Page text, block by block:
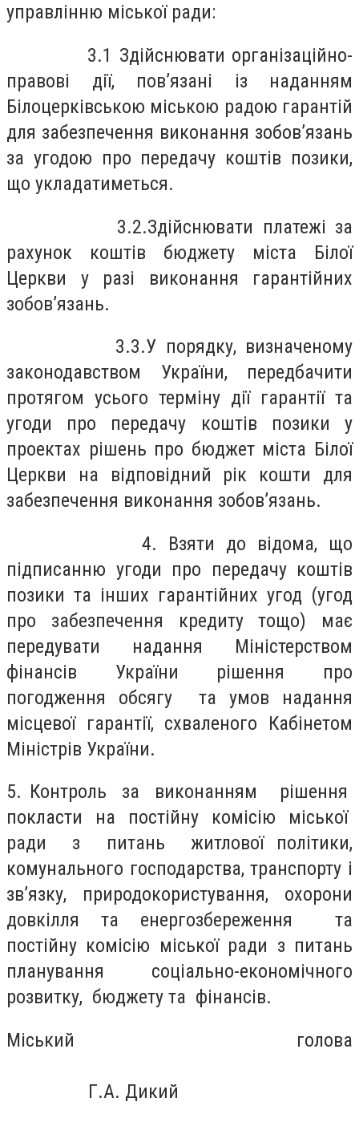
управлінню міської ради:
3.1 Здійснювати організаційно-
правові дії, пов’язані із наданням
Білоцерківською міською радою гарантій
для забезпечення виконання зобов’язань
за угодою про передачу коштів позики,
що укладатиметься.
3.2.Здійснювати платежі за
рахунок коштів бюджету міста Білої
Церкви у разі виконання гарантійних
зобов’язань.
3.3.У порядку, визначеному
законодавством України, передбачити
протягом усього терміну дії гарантії та
угоди про передачу коштів позики у
проектах рішень про бюджет міста Білої
Церкви на відповідний рік кошти для
забезпечення виконання зобов’язань.
4. Взяти до відома, що
підписанню угоди про передачу коштів
позики та інших гарантійних угод (угод
про забезпечення кредиту тощо) має
передувати надання Міністерством
фінансів України рішення про
погодження обсягу та умов надання
місцевої гарантії, схваленого Кабінетом
Міністрів України.
5. Контроль за виконанням рішення
покласти на постійну комісію міської
ради з питань житлової політики,
комунального господарства, транспорту і
зв’язку, природокористування, охорони
довкілля та енергозбереження та
постійну комісію міської ради з питань
планування соціально-економічного
розвитку, бюджету та фінансів.
Міський голова
Г.А. Дикий